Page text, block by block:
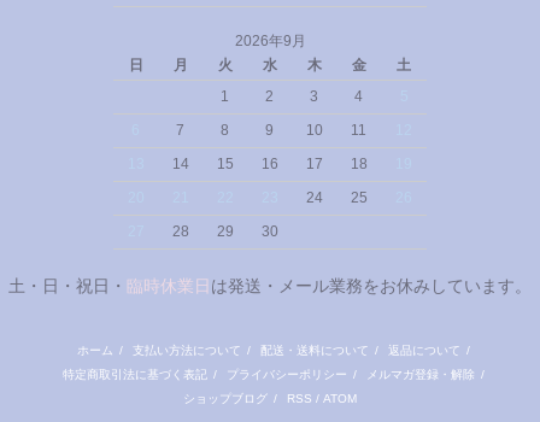
2026年9月
日
月 火 水 木 金
土
1
2 3 4
7 8 9 10 11
14 15 16 17 18
24 25
28 29 30
土・日・祝日・ 臨時休業日は発送・メール業務をお休みしています。
ホーム / 支払い方法について / 配送・送料について / 返品について /
特定商取引法に基づく表記 / プライバシーポリシー / メルマガ登録・解除 /
ショップブログ / RSS / ATOM